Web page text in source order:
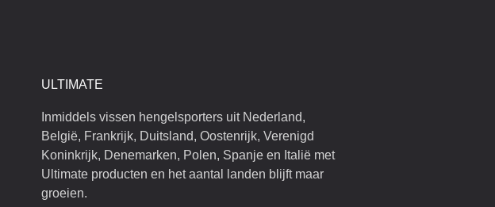
ULTIMATE
Inmiddels vissen hengelsporters uit Nederland,
België, Frankrijk, Duitsland, Oostenrijk, Verenigd
Koninkrijk, Denemarken, Polen, Spanje en Italië met
Ultimate producten en het aantal landen blijft maar
groeien.